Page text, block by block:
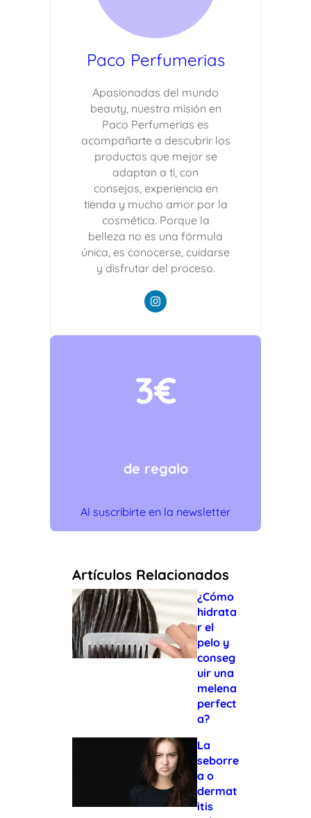
Paco Perfumerias
Apasionadas del mundo
beauty, nuestra misión en
Paco Perfumerías es
acompañarte a descubrir los
productos que mejor se
adaptan a ti, con
consejos, experiencia en
tienda y mucho amor por la
cosmética. Porque la
belleza no es una fórmula
única, es conocerse, cuidarse
y disfrutar del proceso.
3€
de regalo
Al suscribirte en la newsletter
Artículos Relacionados
¿Cómo
hidrata
r el
pelo y
conseg
uir una
melena
perfect
a?
La
seborre
a o
dermat
itis